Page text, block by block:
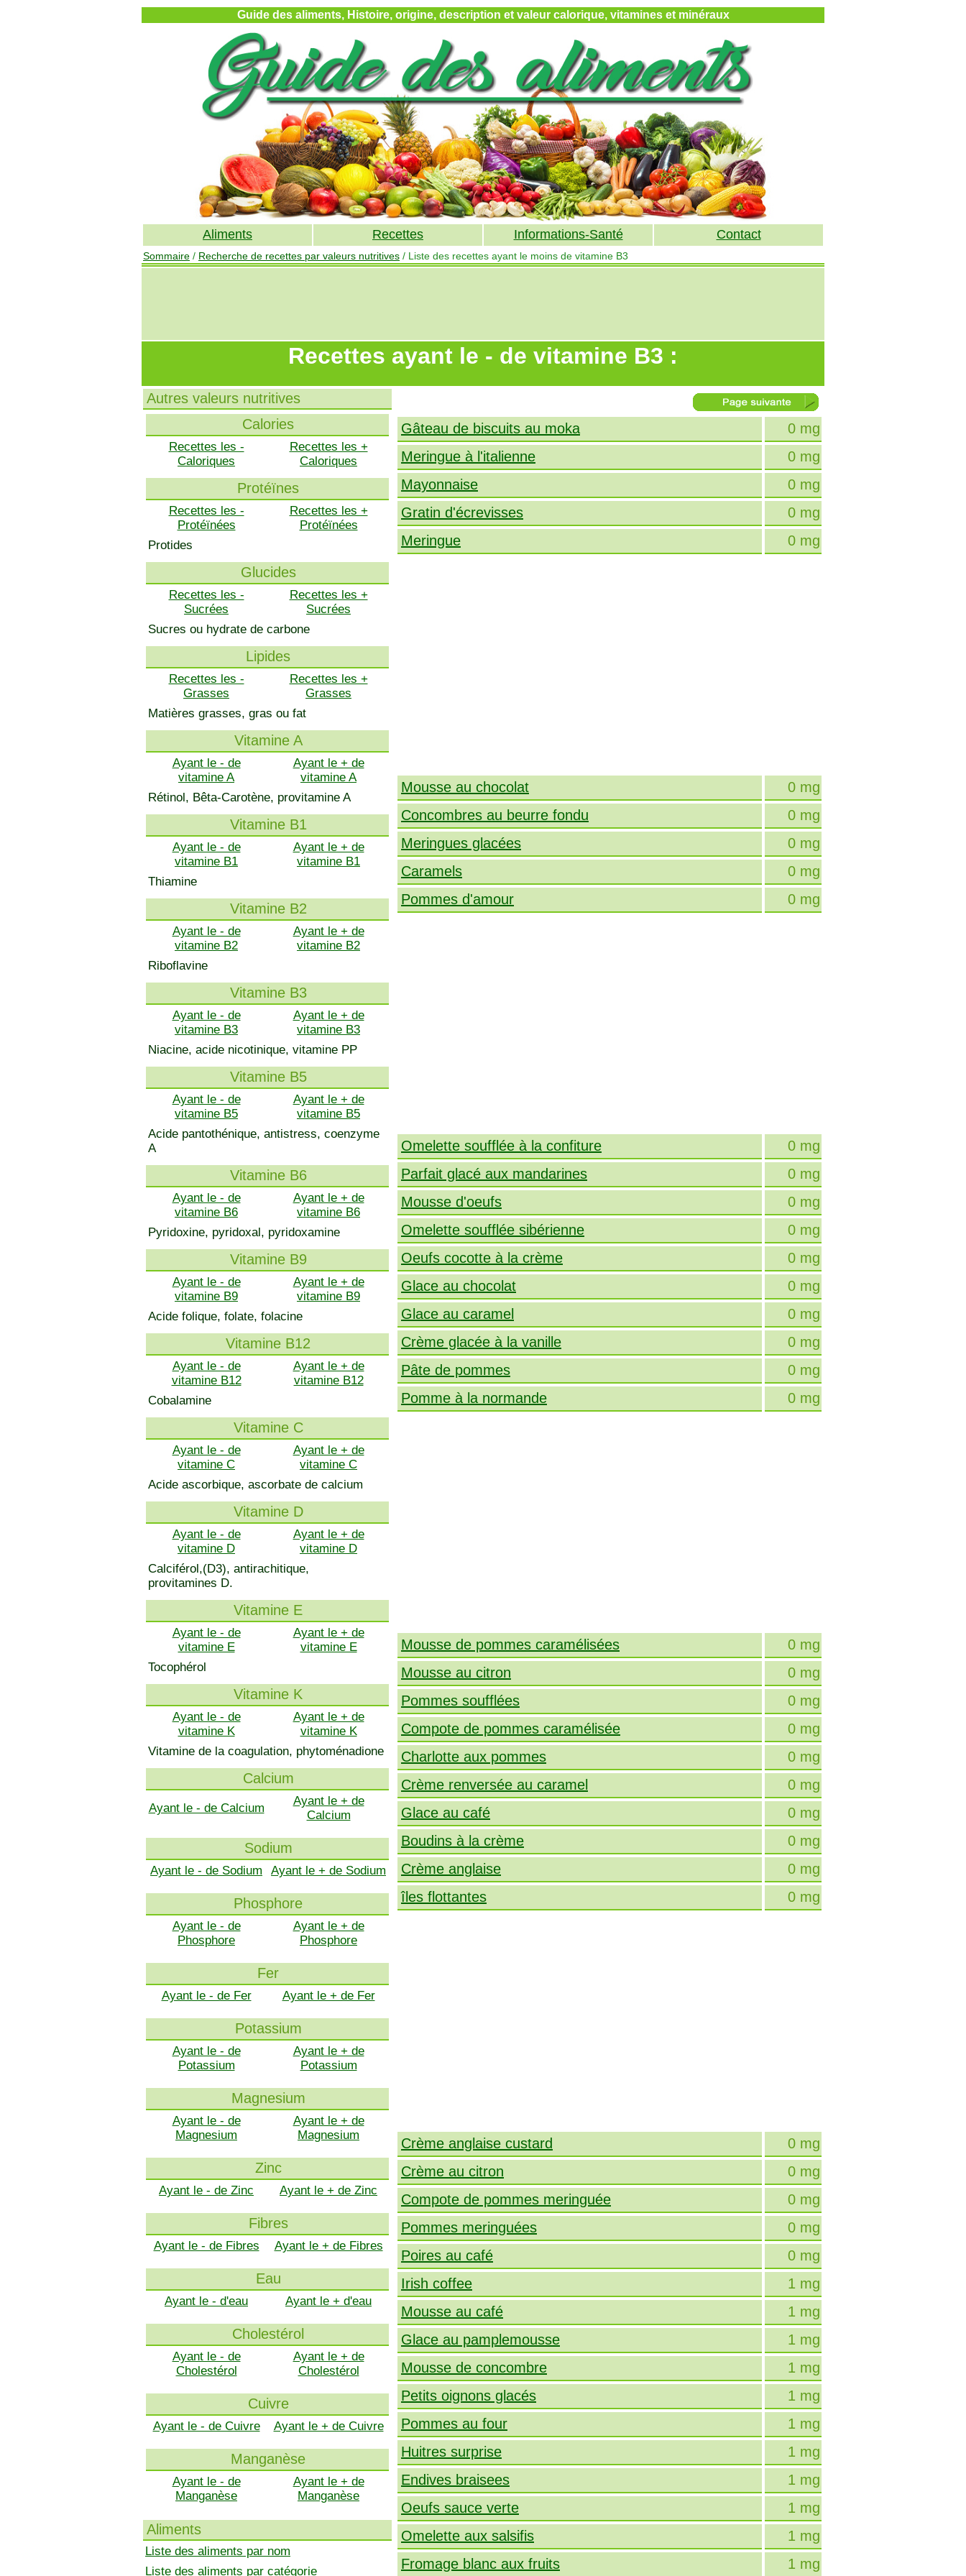
Guide des aliments, Histoire, origine, description et valeur calorique, vitamines et minéraux
Aliments Recettes Informations-Santé Contact
Sommaire / Recherche de recettes par valeurs nutritives / Liste des recettes ayant le moins de vitamine B3
Recettes ayant le - de vitamine B3 :
Autres valeurs nutritives
Calories
Recettes les -
Caloriques
Recettes les +
Caloriques
Protéïnes
Recettes les -
Protéïnées
Recettes les +
Protéïnées
Protides
Glucides
Recettes les -
Sucrées
Recettes les +
Sucrées
Sucres ou hydrate de carbone
Lipides
Recettes les -
Grasses
Recettes les +
Grasses
Matières grasses, gras ou fat
Vitamine A
Ayant le - de
vitamine A
Ayant le + de
vitamine A
Rétinol, Bêta-Carotène, provitamine A
Vitamine B1
Ayant le - de
vitamine B1
Ayant le + de
vitamine B1
Thiamine
Vitamine B2
Ayant le - de
vitamine B2
Ayant le + de
vitamine B2
Riboflavine
Vitamine B3
Ayant le - de
vitamine B3
Ayant le + de
vitamine B3
Niacine, acide nicotinique, vitamine PP
Vitamine B5
Ayant le - de
vitamine B5
Ayant le + de
vitamine B5
Acide pantothénique, antistress, coenzyme
A
Vitamine B6
Ayant le - de
vitamine B6
Ayant le + de
vitamine B6
Pyridoxine, pyridoxal, pyridoxamine
Vitamine B9
Ayant le - de
vitamine B9
Ayant le + de
vitamine B9
Acide folique, folate, folacine
Vitamine B12
Ayant le - de
vitamine B12
Ayant le + de
vitamine B12
Cobalamine
Vitamine C
Ayant le - de
vitamine C
Ayant le + de
vitamine C
Acide ascorbique, ascorbate de calcium
Vitamine D
Ayant le - de
vitamine D
Ayant le + de
vitamine D
Calciférol,(D3), antirachitique,
provitamines D.
Vitamine E
Ayant le - de
vitamine E
Ayant le + de
vitamine E
Tocophérol
Vitamine K
Ayant le - de
vitamine K
Ayant le + de
vitamine K
Vitamine de la coagulation, phytoménadione
Calcium
Ayant le - de Calcium
Ayant le + de
Calcium
Sodium
Ayant le - de Sodium Ayant le + de Sodium
Phosphore
Ayant le - de
Phosphore
Ayant le + de
Phosphore
Fer
Ayant le - de Fer Ayant le + de Fer
Potassium
Ayant le - de
Potassium
Ayant le + de
Potassium
Magnesium
Ayant le - de
Magnesium
Ayant le + de
Magnesium
Zinc
Ayant le - de Zinc Ayant le + de Zinc
Fibres
Ayant le - de Fibres Ayant le + de Fibres
Eau
Ayant le - d'eau Ayant le + d'eau
Cholestérol
Ayant le - de
Cholestérol
Ayant le + de
Cholestérol
Cuivre
Ayant le - de Cuivre Ayant le + de Cuivre
Manganèse
Ayant le - de
Manganèse
Ayant le + de
Manganèse
Aliments
Liste des aliments par nom
Liste des aliments par catégorie
Gâteau de biscuits au moka
0 mg
Meringue à l'italienne
0 mg
Mayonnaise
0 mg
Gratin d'écrevisses
0 mg
Meringue
0 mg
Mousse au chocolat
0 mg
Concombres au beurre fondu
0 mg
Meringues glacées
0 mg
Caramels
0 mg
Pommes d'amour
0 mg
Omelette soufflée à la confiture
0 mg
Parfait glacé aux mandarines
0 mg
Mousse d'oeufs
0 mg
Omelette soufflée sibérienne
0 mg
Oeufs cocotte à la crème
0 mg
Glace au chocolat
0 mg
Glace au caramel
0 mg
Crème glacée à la vanille
0 mg
Pâte de pommes
0 mg
Pomme à la normande
0 mg
Mousse de pommes caramélisées
0 mg
Mousse au citron
0 mg
Pommes soufflées
0 mg
Compote de pommes caramélisée
0 mg
Charlotte aux pommes
0 mg
Crème renversée au caramel
0 mg
Glace au café
0 mg
Boudins à la crème
0 mg
Crème anglaise
0 mg
îles flottantes
0 mg
Crème anglaise custard
0 mg
Crème au citron
0 mg
Compote de pommes meringuée
0 mg
Pommes meringuées
0 mg
Poires au café
0 mg
Irish coffee
1 mg
Mousse au café
1 mg
Glace au pamplemousse
1 mg
Mousse de concombre
1 mg
Petits oignons glacés
1 mg
Pommes au four
1 mg
Huitres surprise
1 mg
Endives braisees
1 mg
Oeufs sauce verte
1 mg
Omelette aux salsifis
1 mg
Fromage blanc aux fruits
1 mg